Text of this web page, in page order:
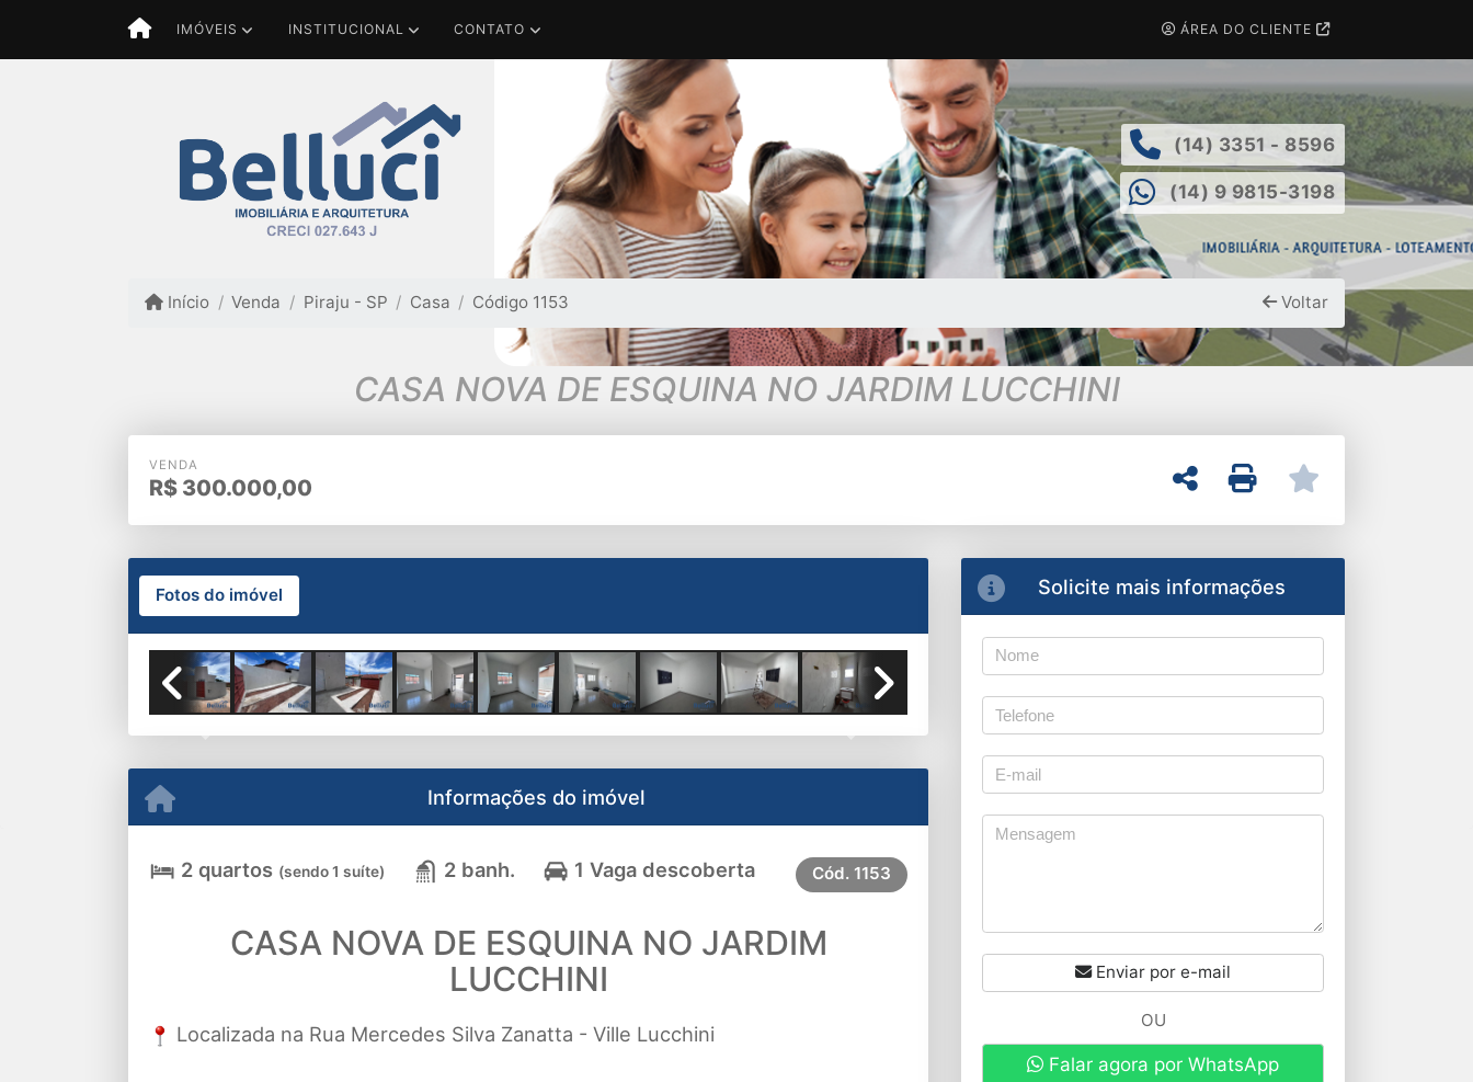
IMÓVEIS INSTITUCIONAL CONTATO ÁREA DO CLIENTE
(14) 3351 - 8596
(14) 9 9815-3198
Início Venda Piraju - SP Casa Código 1153 Voltar
CASA NOVA DE ESQUINA NO JARDIM LUCCHINI
VENDA
R$ 300.000,00
Fotos do imóvel
Informações do imóvel
2 quartos (sendo 1 suíte) 2 banh. 1 Vaga descoberta Cód. 1153
CASA NOVA DE ESQUINA NO JARDIM
LUCCHINI
Localizada na Rua Mercedes Silva Zanatta - Ville Lucchini
Solicite mais informações
Enviar por e-mail
OU
Falar agora por WhatsApp